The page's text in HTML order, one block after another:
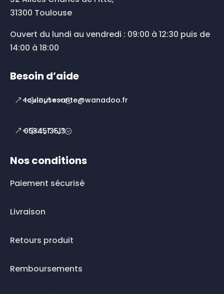
31300 Toulouse
Ouvert du lundi au vendredi : 09:00 à 12:30 puis de
14:00 à 18:00
Besoin d’aide
toulousesante@wanadoo.fr
0534513513
Nos conditions
Paiement sécurisé
Livraison
Retours produit
Remboursements